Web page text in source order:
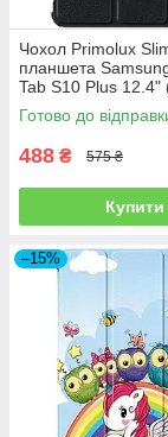
Чохол Primolux
планшета
Tab S10 Plus 12.4"
SM-X826) - Black
Готово до
488 ₴ 575 ₴
Купити
–15%